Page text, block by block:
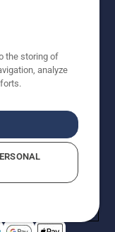
Priserna
Alla angivna
(inkl.
för direkt köp.
överträdelser
the storing of
analyze